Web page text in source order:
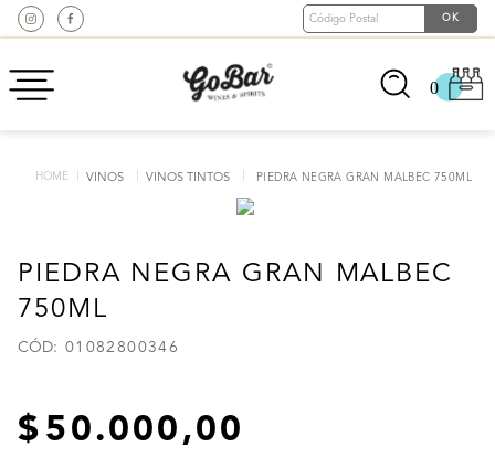
0
VINOS VINOS TINTOS PIEDRA NEGRA GRAN MALBEC 750ML
PIEDRA NEGRA GRAN MALBEC
750ML
: 01082800346
50.000,00